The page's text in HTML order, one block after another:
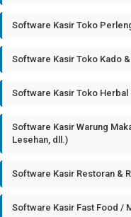
Software Kasir Toko
Software Kasir Toko Kado
Software Kasir Toko
Software Kasir Warung
Lesehan, dll.)
Software Kasir Restoran &
Software Kasir Fast Food /